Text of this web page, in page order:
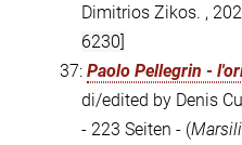
Dimitrios Zikos. ,
6230]
37: Paolo Pellegrin -
di/edited by Denis
- 223 Seiten - (